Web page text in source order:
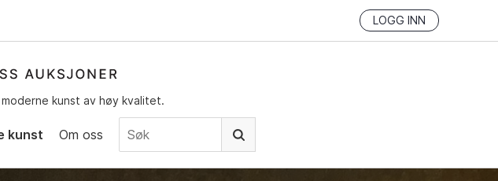
LOGG INN
kunst av høy kvalitet.
kunst Om oss